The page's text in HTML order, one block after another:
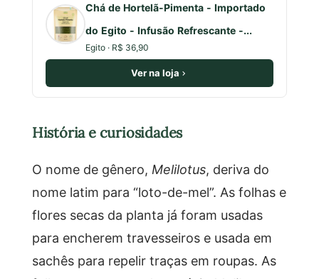
Chá de Hortelã-Pimenta - Importado
do Egito - Infusão Refrescante -...
Egito · R$ 36,90
Ver na loja
História e curiosidades
O nome de gênero, Melilotus, deriva do
nome latim para “loto-de-mel”. As folhas e
flores secas da planta já foram usadas
para encherem travesseiros e usada em
sachês para repelir traças em roupas. As